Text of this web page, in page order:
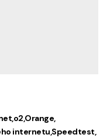
o2Orange
internetuSpeedtest